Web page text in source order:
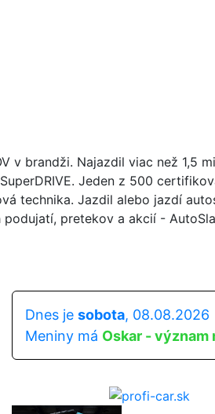
v brandži. Najazdil viac než 1,5
Jeden z 500
technika. Jazdil alebo jazdí
pretekov a akcií -
Dnes je sobota, 08.08.2026
Meniny má Oskar - význam